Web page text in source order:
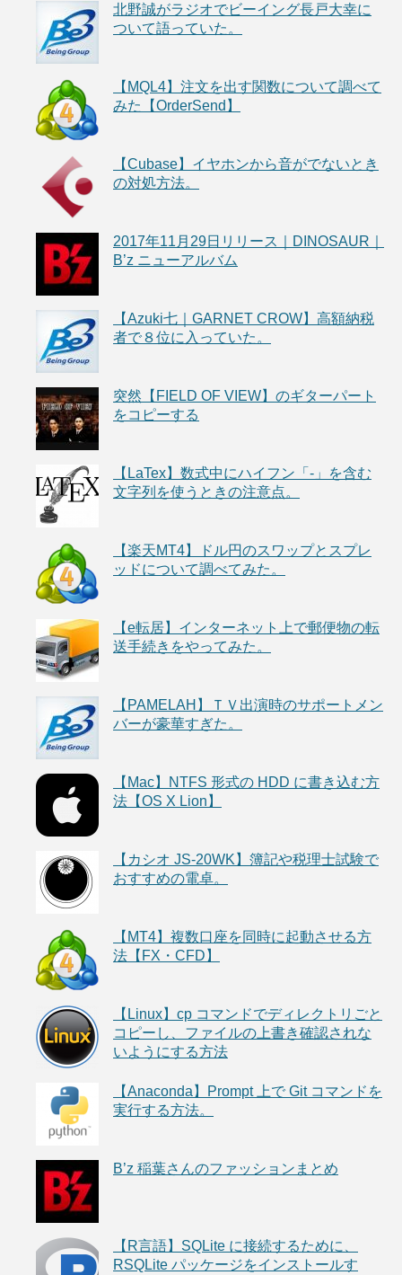
北野誠がラジオでビーイング長戸大幸に
ついて語っていた。
【MQL4】注文を出す関数について調べて
みた【OrderSend】
【Cubase】イヤホンから音がでないとき
の対処方法。
2017年11月29日リリース｜DINOSAUR｜
B’z ニューアルバム
【Azuki七｜GARNET CROW】高額納税
者で８位に入っていた。
突然【FIELD OF VIEW】のギターパート
をコピーする
【LaTex】数式中にハイフン「-」を含む
文字列を使うときの注意点。
【楽天MT4】ドル円のスワップとスプレ
ッドについて調べてみた。
【e転居】インターネット上で郵便物の転
送手続きをやってみた。
【PAMELAH】ＴＶ出演時のサポートメン
バーが豪華すぎた。
【Mac】NTFS 形式の HDD に書き込む方
法【OS X Lion】
【カシオ JS-20WK】簿記や税理士試験で
おすすめの電卓。
【MT4】複数口座を同時に起動させる方
法【FX・CFD】
【Linux】cp コマンドでディレクトリごと
コピーし、ファイルの上書き確認されな
いようにする方法
【Anaconda】Prompt 上で Git コマンドを
実行する方法。
B’z 稲葉さんのファッションまとめ
【R言語】SQLite に接続するために、
RSQLite パッケージをインストールす